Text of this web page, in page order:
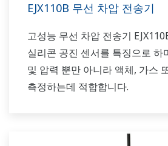
EJX110B 무선 차압 전송기
고성능 무선 차압 전송기
실리콘 공진 센서를 특징으로 하
및 압력 뿐만 아니라 액체, 가스
측정하는데 적합합니다.